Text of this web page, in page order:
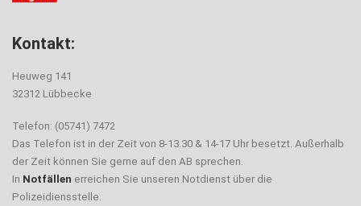
Kontakt:
Heuweg 141
32312 Lübbecke
Telefon: (05741) 7472
Das Telefon ist in der Zeit von 8-13.30 & 14-17 Uhr besetzt. Außerhalb
der Zeit können Sie gerne auf den AB sprechen.
In Notfällen erreichen Sie unseren Notdienst über die
Polizeidiensstelle.